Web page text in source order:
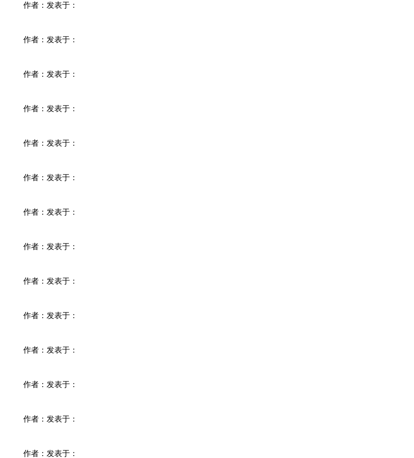
作者： 发表于：
作者： 发表于：
作者： 发表于：
作者： 发表于：
作者： 发表于：
作者： 发表于：
作者： 发表于：
作者： 发表于：
作者： 发表于：
作者： 发表于：
作者： 发表于：
作者： 发表于：
作者： 发表于：
作者： 发表于：